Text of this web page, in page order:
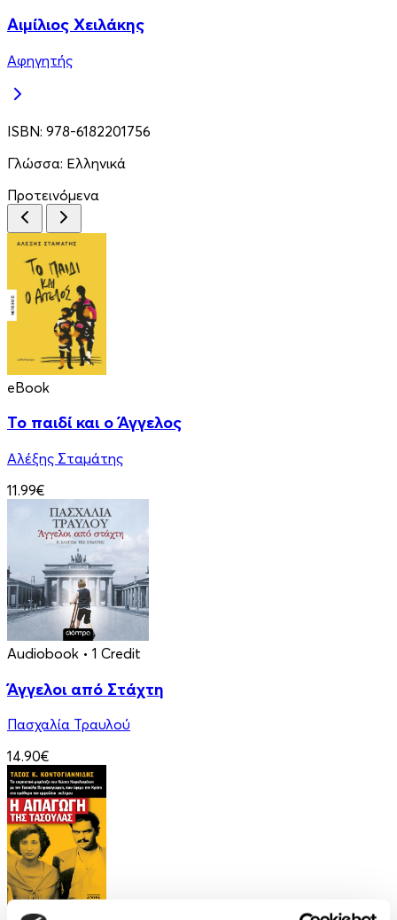
Αιμίλιος Χειλάκης
Αφηγητής
ISBN: 978-6182201756
Γλώσσα: Ελληνικά
Προτεινόμενα
eBook
Το παιδί και ο Άγγελος
Αλέξης Σταμάτης
11.99€
Audiobook • 1 Credit
Άγγελοι από Στάχτη
Πασχαλία Τραυλού
14.90€